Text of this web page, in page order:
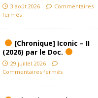
3 août 2026
Commentaires
fermés
[Chronique] Iconic – II
(2026) par le Doc.
29 juillet 2026
Commentaires fermés